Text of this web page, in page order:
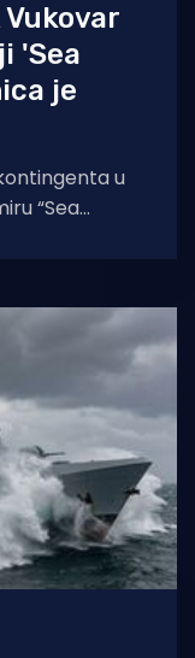
Vukovar
'Sea
je
u
“Sea